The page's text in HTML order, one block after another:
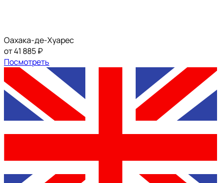
Оахака-де-Хуарес
от 41 885 ₽
Посмотреть